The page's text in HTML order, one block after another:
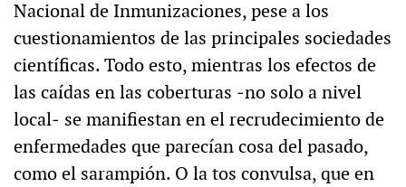
Nacional de Inmunizaciones, pese a los
cuestionamientos de las principales sociedades
científicas. Todo esto, mientras los efectos de
las caídas en las coberturas ‒no solo a nivel
local‒ se manifiestan en el recrudecimiento de
enfermedades que parecían cosa del pasado,
como el sarampión. O la tos convulsa, que en